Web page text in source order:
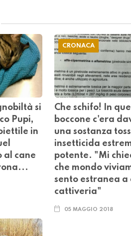
si
Pupi,
in
al cane
CRONACA
Che schifo! In quel
boccone c'era
una sostanza
insetticida
potente. "Mi
che mondo
sento estranea a
cattiveria"
05 MAGGIO 2018